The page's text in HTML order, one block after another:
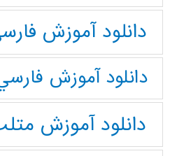
دانلود آموزش
دانلود آموزش
دانلود آموزش